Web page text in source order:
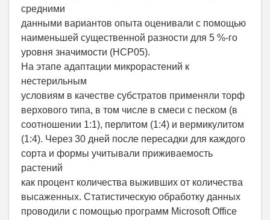
средними
данными вариантов опыта оценивали с помощью
наименьшей существенной разности для 5 %-го
уровня значимости (НСР05).
На этапе адаптации микрорастений к
нестерильным
условиям в качестве субстратов применяли торф
верхового типа, в том числе в смеси с песком (в
соотношении 1:1), перлитом (1:4) и вермикулитом
(1:4). Через 30 дней после пересадки для каждого
сорта и формы учитывали приживаемость
растений
как процент количества выживших от количества
высаженных. Статистическую обработку данных
проводили с помощью программ Microsoft Office